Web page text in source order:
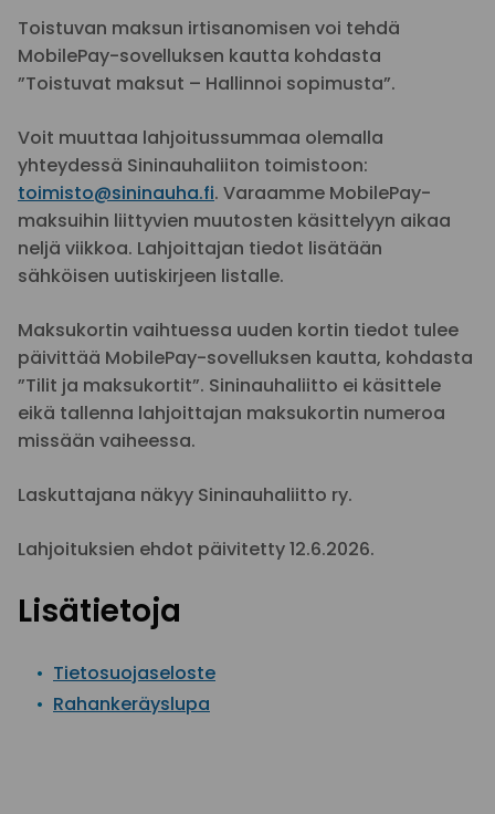
Toistuvan maksun irtisanomisen voi tehdä
MobilePay-sovelluksen kautta kohdasta
”Toistuvat maksut – Hallinnoi sopimusta”.
Voit muuttaa lahjoitussummaa olemalla
yhteydessä Sininauhaliiton toimistoon:
toimisto@sininauha.fi. Varaamme MobilePay-
maksuihin liittyvien muutosten käsittelyyn aikaa
neljä viikkoa. Lahjoittajan tiedot lisätään
sähköisen uutiskirjeen listalle.
Maksukortin vaihtuessa uuden kortin tiedot tulee
päivittää MobilePay-sovelluksen kautta, kohdasta
”Tilit ja maksukortit”. Sininauhaliitto ei käsittele
eikä tallenna lahjoittajan maksukortin numeroa
missään vaiheessa.
Laskuttajana näkyy Sininauhaliitto ry.
Lahjoituksien ehdot päivitetty 12.6.2026.
Lisätietoja
Tietosuojaseloste
Rahankeräyslupa